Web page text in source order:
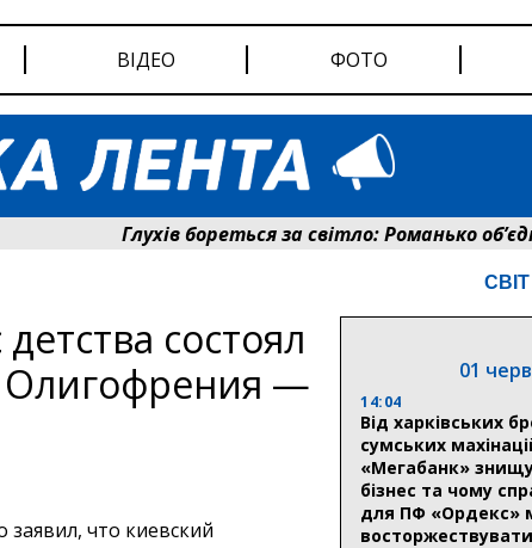
ВІДЕО ФОТО
Глухів бореться за світло: Романько
состоял
Олигофрения —
что киевский
СВІТ
01
14:04
Від харківських
сумських
«Мегабанк»
бізнес та чому
для ПФ «Ордекс»
восторжествувати